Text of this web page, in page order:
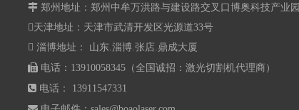
 郑州地址： 郑州中牟万洪路与建设路交叉口博奥科技产业园
天津地址：天津市武清开发区光源道33号
 淄博地址： 山东.淄博.张店.鼎成大厦
 电话：13910058345（全国诚招：激光切割机代理商）
 电话： 13911547331